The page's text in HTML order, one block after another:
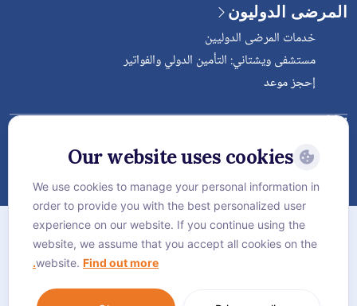
المرضى الدوليون
خدمات المرضى الدوليين
مستشفى ويشتاني: التأمين الدولي والفواتير
إحجز موعد
Follow Vejthani International
Hospital
الخريطة
سياسة الخصوصية
العربية
Our website uses cookies
We use cookies to manage your personal information in
order to provide you with the best personalized user
experience on our website. If you continue using the
website, we assume that you accept all cookies on the
website. Find out more.